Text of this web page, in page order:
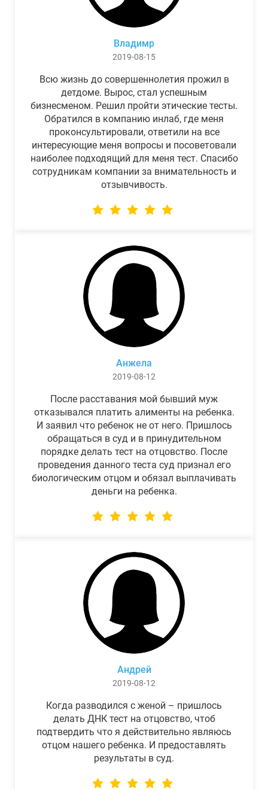
Владимр
2019-08-15
Всю жизнь до совершеннолетия прожил в
детдоме. Вырос, стал успешным
бизнесменом. Решил пройти этические тесты.
Обратился в компанию инлаб, где меня
проконсультировали, ответили на все
интересующие меня вопросы и посоветовали
наиболее подходящий для меня тест. Спасибо
сотрудникам компании за внимательность и
отзывчивость.
Анжела
2019-08-12
После расставания мой бывший муж
отказывался платить алименты на ребенка.
И заявил что ребенок не от него. Пришлось
обращаться в суд и в принудительном
порядке делать тест на отцовство. После
проведения данного теста суд признал его
биологическим отцом и обязал выплачивать
деньги на ребенка.
Андрей
2019-08-12
Когда разводился с женой – пришлось
делать ДНК тест на отцовство, чтоб
подтвердить что я действительно являюсь
отцом нашего ребенка. И предоставлять
результаты в суд.